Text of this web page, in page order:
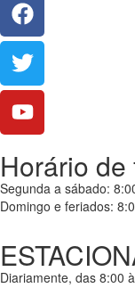
Horário
Segunda a sábado:
Domingo e feriados:
Diariamente, das 8:00